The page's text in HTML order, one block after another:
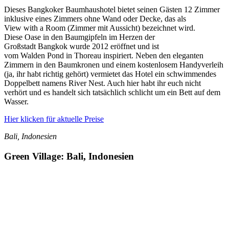
Dieses Bangkoker Baumhaushotel bietet seinen Gästen 12 Zimmer
inklusive eines Zimmers ohne Wand oder Decke, das als
View with a Room (Zimmer mit Aussicht) bezeichnet wird.
Diese Oase in den Baumgipfeln im Herzen der
Großstadt Bangkok wurde 2012 eröffnet und ist
vom Walden Pond in Thoreau inspiriert. Neben den eleganten
Zimmern in den Baumkronen und einem kostenlosem Handyverleih
(ja, ihr habt richtig gehört) vermietet das Hotel ein schwimmendes
Doppelbett namens River Nest. Auch hier habt ihr euch nicht
verhört und es handelt sich tatsächlich schlicht um ein Bett auf dem
Wasser.
Hier klicken für aktuelle Preise
Bali, Indonesien
Green Village: Bali, Indonesien